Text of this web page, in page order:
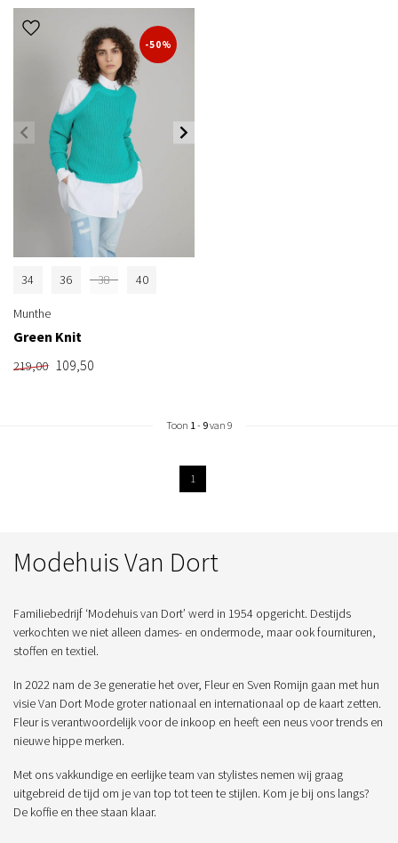
-50%
34 36 38 40
Munthe
Green Knit
219,00 109,50
Toon 1- 9van 9
1
Modehuis Van Dort
Familiebedrijf ‘Modehuis van Dort’ werd in 1954 opgericht. Destijds
verkochten we niet alleen dames- en ondermode, maar ook fournituren,
stoffen en textiel.
In 2022 nam de 3e generatie het over, Fleur en Sven Romijn gaan met hun
visie Van Dort Mode groter nationaal en internationaal op de kaart zetten.
Fleur is verantwoordelijk voor de inkoop en heeft een neus voor trends en
nieuwe hippe merken.
Met ons vakkundige en eerlijke team van stylistes nemen wij graag
uitgebreid de tijd om je van top tot teen te stijlen. Kom je bij ons langs?
De koffie en thee staan klaar.